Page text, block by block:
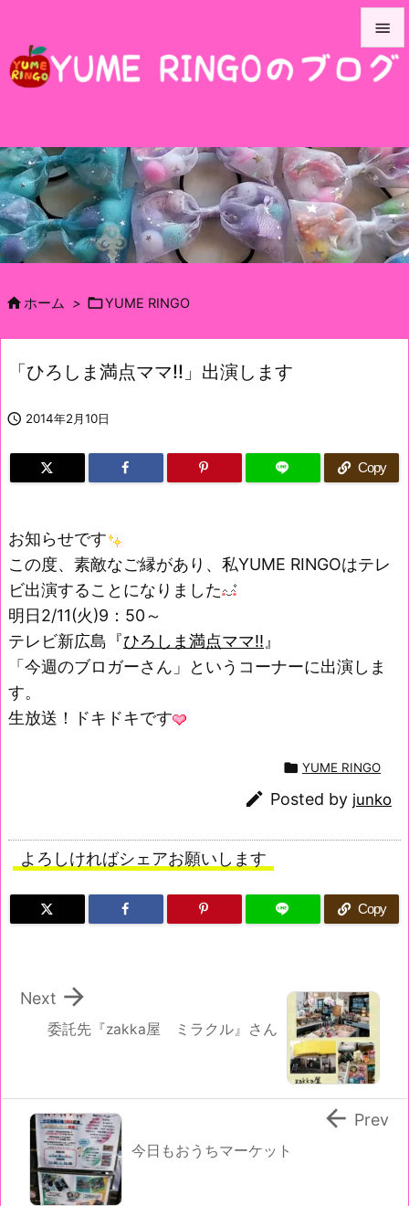



前へ

次へ

ホーム > YUME RINGO
「ひろしま満点ママ!!」出演します
 2014年2月10日
Copy
お知らせです
この度、素敵なご縁があり、私YUME RINGOはテレ
ビ出演することになりました
明日2/11(火)9：50～
テレビ新広島『ひろしま満点ママ!! 』
「今週のブロガーさん」というコーナーに出演しま
す。
生放送！ドキドキです
 YUME RINGO
 Posted by junko
よろしければシェアお願いします
Copy
委託先『zakka屋 ミラクル』さん

Next
今日もおうちマーケット
 Prev